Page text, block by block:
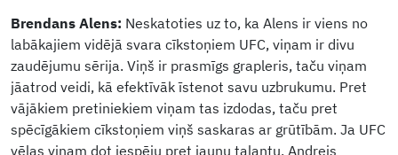
Brendans Alens: Neskatoties uz to, ka Alens ir viens no
labākajiem vidējā svara cīkstoņiem UFC, viņam ir divu
zaudējumu sērija. Viņš ir prasmīgs grapleris, taču viņam
jāatrod veidi, kā efektīvāk īstenot savu uzbrukumu. Pret
vājākiem pretiniekiem viņam tas izdodas, taču pret
spēcīgākiem cīkstoņiem viņš saskaras ar grūtībām. Ja UFC
vēlas viņam dot iespēju pret jaunu talantu, Andrejs